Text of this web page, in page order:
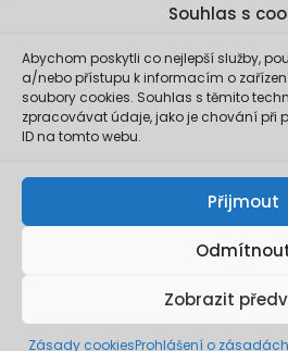
Souhlas s
Abychom poskytli co nejlepší služby,
a/nebo přístupu k informacím o
soubory cookies. Souhlas s těmito
zpracovávat údaje, jako je chování při
ID na tomto webu.
Přijmout
Zobrazit
Zásady cookiesProhlášení o
Projekt FUTURE for Czech LIFE
FOR CZECHIA) byl podpořen
Evropské unie
Údaje a informace
Ministerstva životního
projektu. Evropská komise
jakékoliv použití informací
těchto
© 2026 Ministerstvo životního